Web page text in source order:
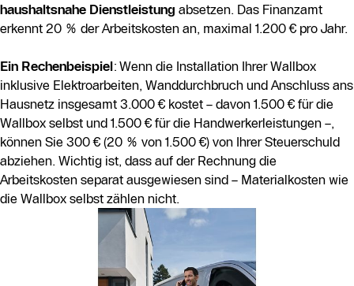
haushaltsnahe Dienstleistung absetzen. Das Finanzamt
erkennt 20 % der Arbeitskosten an, maximal 1.200 € pro Jahr.
Ein Rechenbeispiel: Wenn die Installation Ihrer Wallbox
inklusive Elektroarbeiten, Wanddurchbruch und Anschluss ans
Hausnetz insgesamt 3.000 € kostet – davon 1.500 € für die
Wallbox selbst und 1.500 € für die Handwerkerleistungen –,
können Sie 300 € (20 % von 1.500 €) von Ihrer Steuerschuld
abziehen. Wichtig ist, dass auf der Rechnung die
Arbeitskosten separat ausgewiesen sind – Materialkosten wie
die Wallbox selbst zählen nicht.